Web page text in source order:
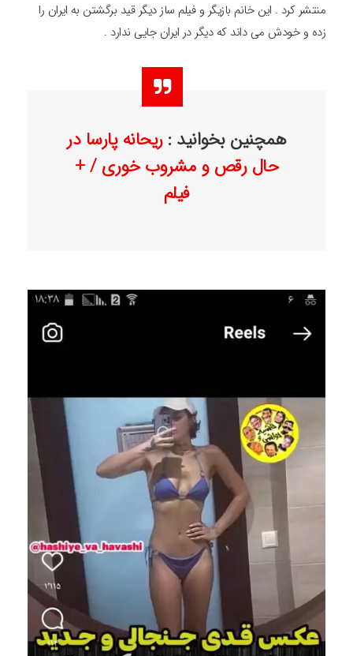
منتشر کرد . این خانم بازیگر و فیلم ساز دیگر قید برگشتن به ایران را
زده و خودش می داند که دیگر در ایران جایی ندارد .
همچنین بخوانید : ریحانه پارسا در
حال رقص و مشروب خوری / +
فیلم